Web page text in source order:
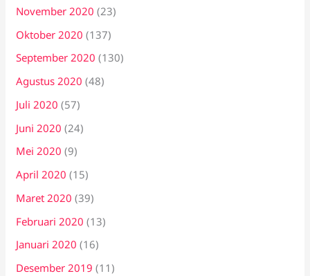
November 2020 (23)
Oktober 2020 (137)
September 2020 (130)
Agustus 2020 (48)
Juli 2020 (57)
Juni 2020 (24)
Mei 2020 (9)
April 2020 (15)
Maret 2020 (39)
Februari 2020 (13)
Januari 2020 (16)
Desember 2019 (11)